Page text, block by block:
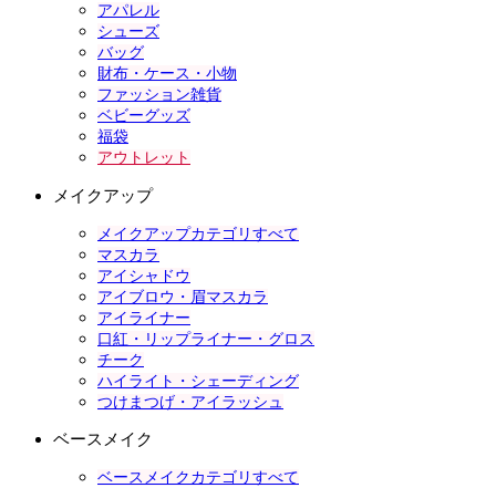
アパレル
シューズ
バッグ
財布・ケース・小物
ファッション雑貨
ベビーグッズ
福袋
アウトレット
メイクアップ
メイクアップカテゴリすべて
マスカラ
アイシャドウ
アイブロウ・眉マスカラ
アイライナー
口紅・リップライナー・グロス
チーク
ハイライト・シェーディング
つけまつげ・アイラッシュ
ベースメイク
ベースメイクカテゴリすべて